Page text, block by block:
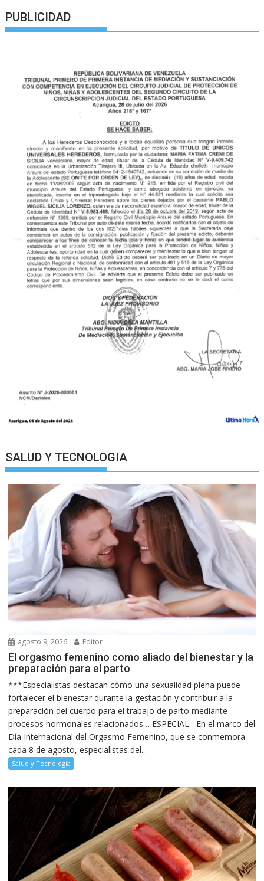
PUBLICIDAD
SALUD Y TECNOLOGIA
agosto 9, 2026 Editor
El orgasmo femenino como aliado del bienestar y la
preparación para el parto
***Especialistas destacan cómo una sexualidad plena puede
fortalecer el bienestar durante la gestación y contribuir a la
preparación del cuerpo para el trabajo de parto mediante
procesos hormonales relacionados… ESPECIAL.- En el marco del
Día Internacional del Orgasmo Femenino, que se conmemora
cada 8 de agosto, especialistas del...
Salud y Tecnología